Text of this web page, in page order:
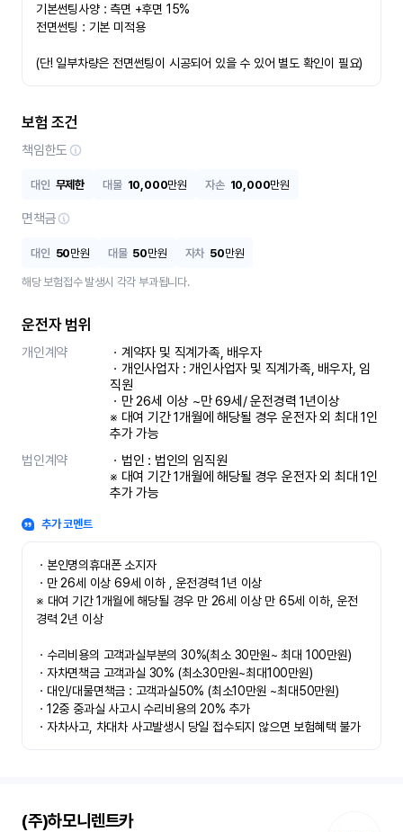
기본썬팅사양 : 측면 +후면 15%
전면썬팅 : 기본 미적용
(단! 일부차량은 전면썬팅이 시공되어 있을 수 있어 별도 확인이 필요)
보험 조건
책임한도
대인 무제한 대물 10,000만원 자손 10,000만원
면책금
대인 50만원 대물 50만원 자차 50만원
해당 보험접수 발생시 각각 부과됩니다.
운전자 범위
개인계약
ㆍ계약자 및 직계가족, 배우자
ㆍ개인사업자 : 개인사업자 및 직계가족, 배우자, 임
직원
ㆍ만 26세 이상 ~만 69세/ 운전경력 1년이상
※ 대여 기간 1개월에 해당될 경우 운전자 외 최대 1인
추가 가능
법인계약
ㆍ법인 : 법인의 임직원
※ 대여 기간 1개월에 해당될 경우 운전자 외 최대 1인
추가 가능
추가 코멘트
ㆍ본인명의휴대폰 소지자
ㆍ만 26세 이상 69세 이하 , 운전경력 1년 이상
※ 대여 기간 1개월에 해당될 경우 만 26세 이상 만 65세 이하, 운전
경력 2년 이상
ㆍ수리비용의 고객과실부분의 30%(최소 30만원~ 최대 100만원)
ㆍ자차면책금 고객과실 30% (최소30만원~최대100만원)
ㆍ대인/대물면책금 : 고객과실50% (최소10만원 ~최대50만원)
ㆍ12중 중과실 사고시 수리비용의 20% 추가
ㆍ자차사고, 차대차 사고발생시 당일 접수되지 않으면 보험혜택 불가
(주)하모니렌트카